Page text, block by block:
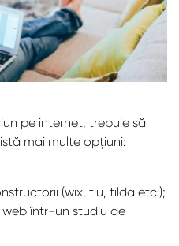
pe internet, trebuie să
mai multe opțiuni:
(wix, tiu, tilda etc.);
într-un studiu de